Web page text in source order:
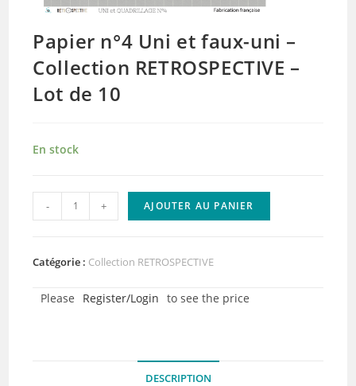
Papier n°4 Uni et faux-uni –
Collection RETROSPECTIVE –
Lot de 10
En stock
quantité
de
n°4
et
- + AJOUTER AU PANIER
Catégorie : Collection RETROSPECTIVE
Please Register/Login to see the price
DESCRIPTION